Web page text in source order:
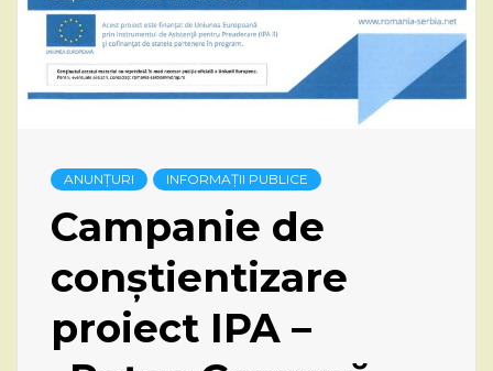
ANUNȚURI INFORMAȚII PUBLICE
Campanie de
conștientizare
proiect IPA –